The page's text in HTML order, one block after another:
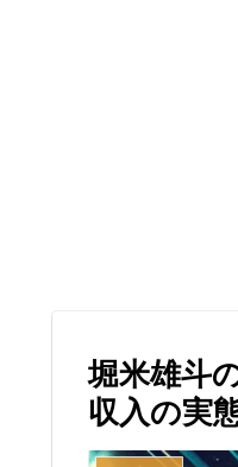
堀米雄斗
収入の実